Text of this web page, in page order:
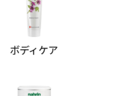
ボディケア